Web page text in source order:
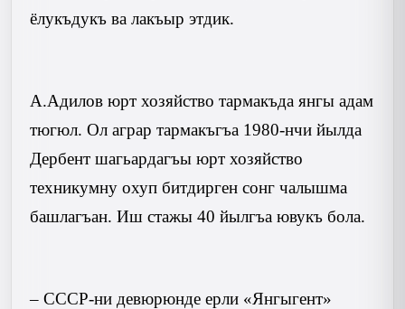
ёлукъдукъ ва лакъыр этдик.
А.Адилов юрт хозяйство тармакъда янгы адам
тюгюл. Ол аграр тармакъгъа 1980-нчи йылда
Дербент шагьардагъы юрт хозяйство
техникумну охуп битдирген сонг чалышма
башлагъан. Иш стажы 40 йылгъа ювукъ бола.
– СССР-ни девюрюнде ерли «Янгыгент»